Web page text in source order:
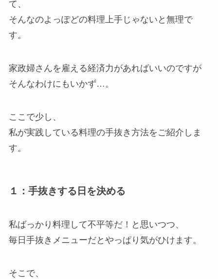
て、
そんなのよっぽどの料理上手じゃないと無理で
す。
家政婦さんを雇える経済力があればいいのですが
そんなわけにもいかず…。
ここで少し、
私が実践している料理の手抜き方法をご紹介しま
す。
１：手抜きする日を決める
私ばっかり料理して不平等だ！と思いつつ、
毎日手抜きメニューだとやっぱり気がひけます。
そこで、